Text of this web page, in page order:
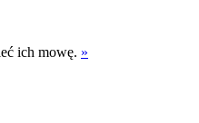
ich mowę. »